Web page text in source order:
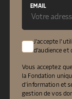
EMAIL
J'accepte
d'audience et
Vous acceptez
la Fondation
d’information et
gestion de vos